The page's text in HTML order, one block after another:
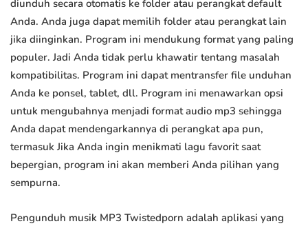
diunduh secara otomatis ke folder atau perangkat default
Anda. Anda juga dapat memilih folder atau perangkat lain
jika diinginkan. Program ini mendukung format yang paling
populer. Jadi Anda tidak perlu khawatir tentang masalah
kompatibilitas. Program ini dapat mentransfer file unduhan
Anda ke ponsel, tablet, dll. Program ini menawarkan opsi
untuk mengubahnya menjadi format audio mp3 sehingga
Anda dapat mendengarkannya di perangkat apa pun,
termasuk Jika Anda ingin menikmati lagu favorit saat
bepergian, program ini akan memberi Anda pilihan yang
sempurna.
Pengunduh musik MP3 Twistedporn adalah aplikasi yang